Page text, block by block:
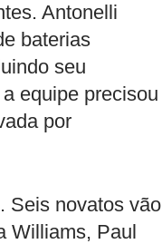
Antonelli
baterias
seu
equipe precisou
por
Seis novatos vão
Williams, Paul